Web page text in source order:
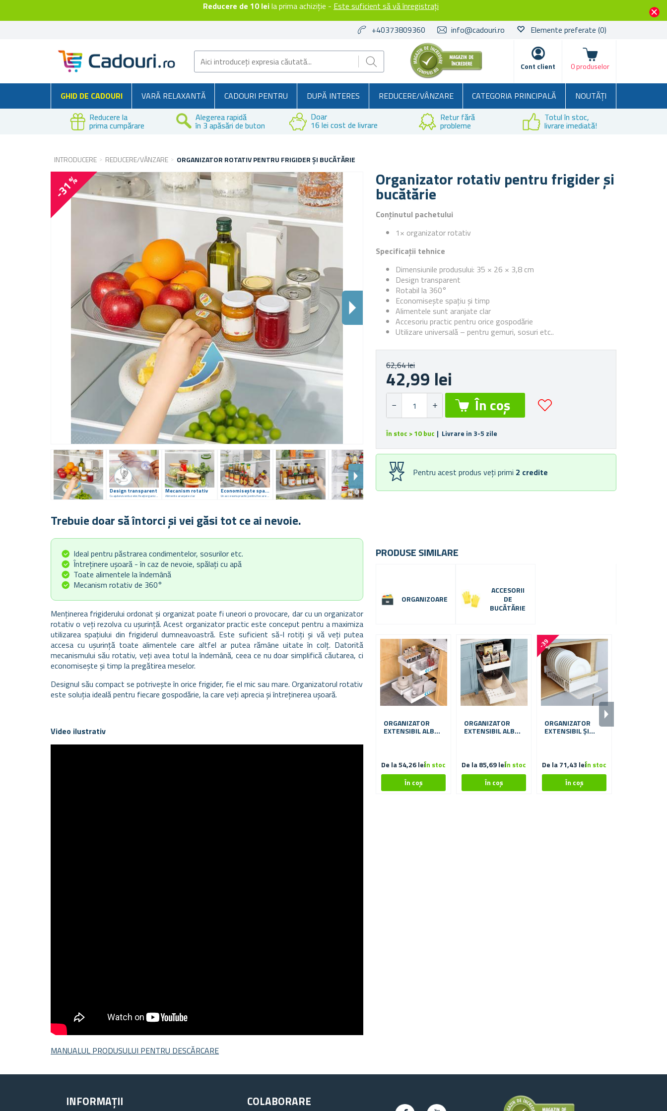
Reducere de 10 leila prima achiziție - Este suficient să vă înregistrați
+40373809360
info@cadouri.ro Elemente preferate (0)
Cont client
Coșul
0 produselor
GHID DE CADOURI VARĂ RELAXANTĂ CADOURI PENTRU DUPĂ INTERES REDUCERE/VÂNZARE CATEGORIA PRINCIPALĂ
NOUTĂȚI
Reducere la
prima cumpărare
Alegerea rapidă
în 3 apăsări de buton
Doar
16 lei cost de livrare
Retur fără
probleme
Totul în stoc,
livrare imediată!
INTRODUCERE REDUCERE/VÂNZARE ORGANIZATOR ROTATIV PENTRU FRIGIDER ȘI BUCĂTĂRIE
Organizator rotativ pentru frigider și
bucătărie
-31 %
Design transparent
Cu ajutorul ventuzelor, fixați organizatorul
Mecanism rotativ
Alimente aranjate clar
Economisește spațiu și timp
Un accesoriu practic pentru fiecare gospodărie
Conținutul pachetului
1× organizator rotativ
Specificații tehnice
Dimensiunile produsului: 35 × 26 × 3,8 cm
Design transparent
Rotabil la 360°
Economisește spațiu și timp
Alimentele sunt aranjate clar
Accesoriu practic pentru orice gospodărie
Utilizare universală – pentru gemuri, sosuri etc..
62,64 lei
42,99 lei
În stoc > 10 buc | Livrare in 3-5 zile
Pentru acest produs veți primi 2 credite
Trebuie doar să întorci și vei găsi tot ce ai nevoie.
Ideal pentru păstrarea condimentelor, sosurilor etc.
Întreținere ușoară - în caz de nevoie, spălați cu apă
Toate alimentele la îndemână
Mecanism rotativ de 360°
Menținerea frigiderului ordonat și organizat poate fi uneori o provocare, dar cu un organizator
rotativ o veți rezolva cu ușurință. Acest organizator practic este conceput pentru a maximiza
utilizarea spațiului din frigiderul dumneavoastră. Este suficient să-l rotiți și vă veți putea
accesa cu ușurință toate alimentele care altfel ar putea rămâne uitate în colț. Datorită
mecanismului său rotativ, veți avea totul la îndemână, ceea ce nu doar simplifică căutarea, ci
economisește și timp la pregătirea meselor.
Designul său compact se potrivește în orice frigider, fie el mic sau mare. Organizatorul rotativ
este soluția ideală pentru fiecare gospodărie, la care veți aprecia și întreținerea ușoară.
Video ilustrativ
MANUALUL PRODUSULUI PENTRU DESCĂRCARE
PRODUSE SIMILARE
ORGANIZOARE
ACCESORII
DE
BUCĂTĂRIE
ORGANIZATOR
EXTENSIBIL ALB
De la 54,26 leiÎn stoc
ORGANIZATOR
EXTENSIBIL ALB
De la 85,69 leiÎn stoc
-
3
9
%
ORGANIZATOR
EXTENSIBIL ȘI
De la 71,43 leiÎn stoc
INFORMAȚII COLABORARE